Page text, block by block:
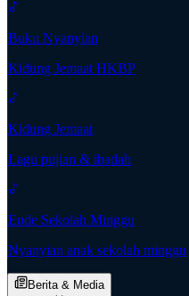
Buku Nyanyian
Kidung Jemaat HKBP
Kidung Jemaat
Lagu pujian & ibadah
Ende Sekolah Minggu
Nyanyian anak sekolah minggu
Berita & Media